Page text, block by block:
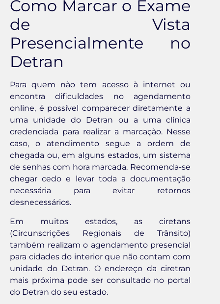
Como Marcar o Exame
de Vista
Presencialmente no
Detran
Para quem não tem acesso à internet ou
encontra dificuldades no agendamento
online, é possível comparecer diretamente a
uma unidade do Detran ou a uma clínica
credenciada para realizar a marcação. Nesse
caso, o atendimento segue a ordem de
chegada ou, em alguns estados, um sistema
de senhas com hora marcada. Recomenda-se
chegar cedo e levar toda a documentação
necessária para evitar retornos
desnecessários.
Em muitos estados, as ciretans
(Circunscrições Regionais de Trânsito)
também realizam o agendamento presencial
para cidades do interior que não contam com
unidade do Detran. O endereço da ciretran
mais próxima pode ser consultado no portal
do Detran do seu estado.